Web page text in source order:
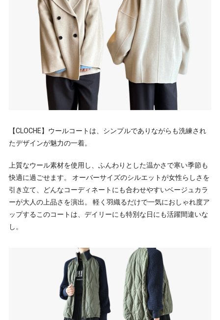
【CLOCHE】ウールコートは、シンプルでありながらも洗練され
たデザインが魅力の一着。
上質なウール素材を使用し、ふんわりとした温かさで寒い季節も
快適に過ごせます。 オーバーサイズのシルエットが女性らしさを
引き立て、どんなコーディネートにも合わせやすいベージュカラ
ーが大人の上品さを演出。 軽く羽織るだけで一気におしゃれ度ア
ップするこのコートは、デイリーにも特別な日にも活躍間違いな
し。